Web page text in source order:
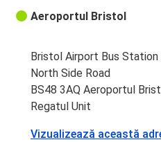
Aeroportul Bristol
Bristol Airport Bus Station
North Side Road
BS48 3AQ Aeroportul
Regatul Unit
Vizualizează această